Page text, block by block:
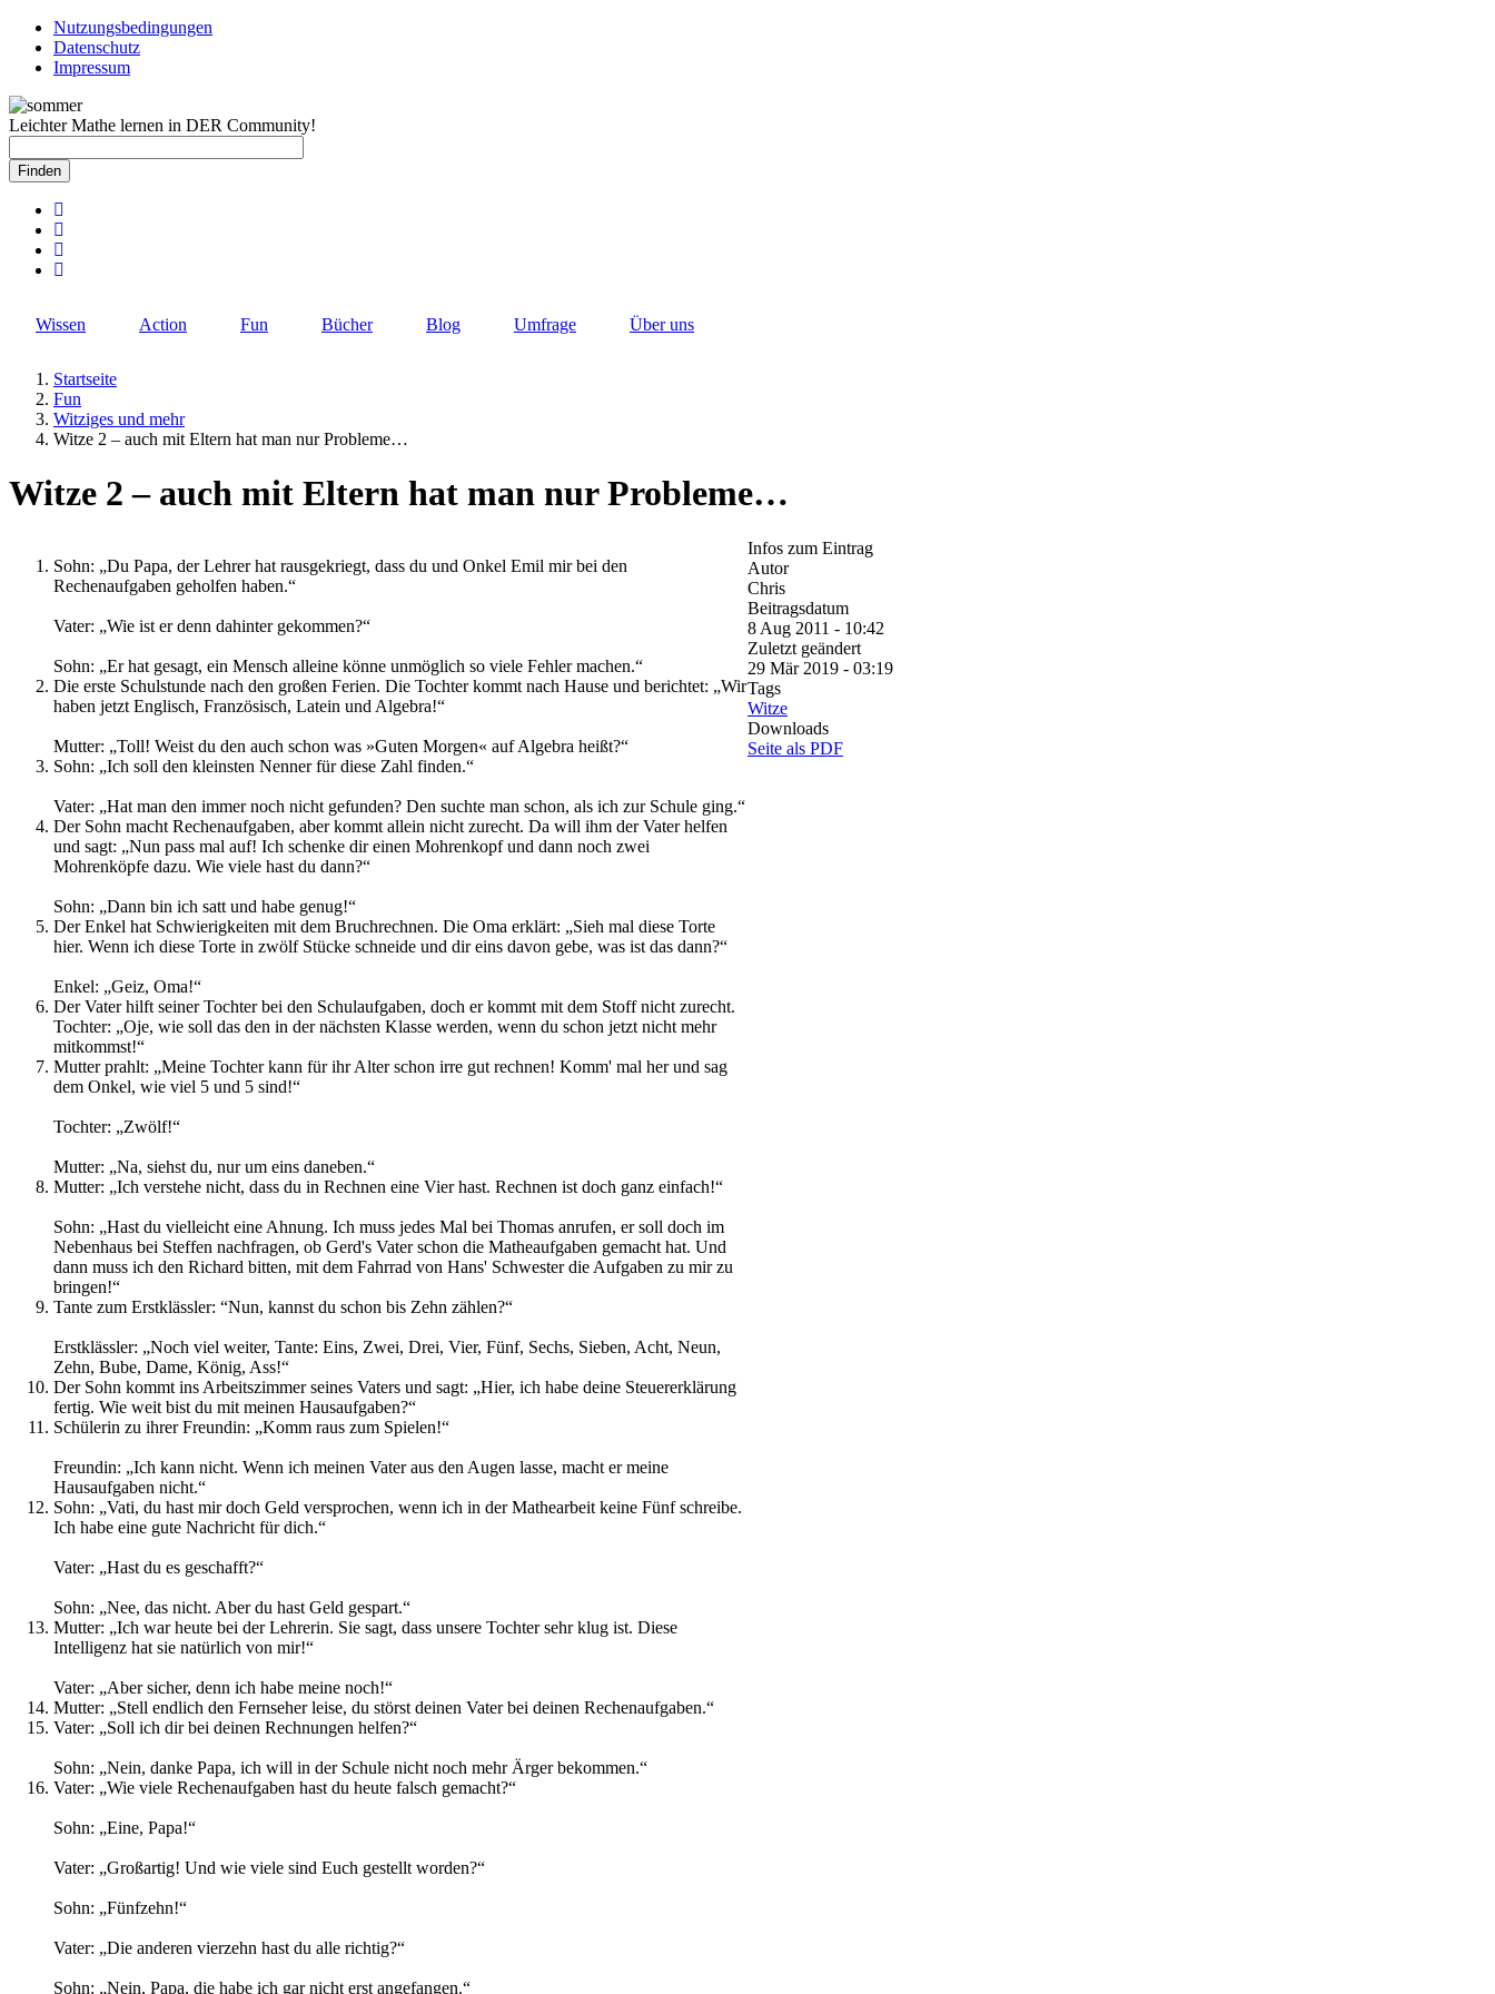
Direkt
zum
Inhalt
Rechtlicher
Schnellzugriff
Nutzungsbedingungen
Datenschutz
Impressum
Leichter Mathe lernen in DER Community!
Wissen Action Fun Bücher Blog Umfrage Über uns
Pfadnavigation
Startseite
Fun
Witziges und mehr
Witze 2 – auch mit Eltern hat man nur Probleme…
Witze 2 – auch mit Eltern hat man nur Probleme…
Sohn: „Du Papa, der Lehrer hat rausgekriegt, dass du und Onkel Emil mir bei den
Rechenaufgaben geholfen haben.“
Vater: „Wie ist er denn dahinter gekommen?“
Sohn: „Er hat gesagt, ein Mensch alleine könne unmöglich so viele Fehler machen.“
Die erste Schulstunde nach den großen Ferien. Die Tochter kommt nach Hause und berichtet: „Wir
haben jetzt Englisch, Französisch, Latein und Algebra!“
Mutter: „Toll! Weist du den auch schon was »Guten Morgen« auf Algebra heißt?“
Sohn: „Ich soll den kleinsten Nenner für diese Zahl finden.“
Vater: „Hat man den immer noch nicht gefunden? Den suchte man schon, als ich zur Schule ging.“
Der Sohn macht Rechenaufgaben, aber kommt allein nicht zurecht. Da will ihm der Vater helfen
und sagt: „Nun pass mal auf! Ich schenke dir einen Mohrenkopf und dann noch zwei
Mohrenköpfe dazu. Wie viele hast du dann?“
Sohn: „Dann bin ich satt und habe genug!“
Der Enkel hat Schwierigkeiten mit dem Bruchrechnen. Die Oma erklärt: „Sieh mal diese Torte
hier. Wenn ich diese Torte in zwölf Stücke schneide und dir eins davon gebe, was ist das dann?“
Enkel: „Geiz, Oma!“
Der Vater hilft seiner Tochter bei den Schulaufgaben, doch er kommt mit dem Stoff nicht zurecht.
Tochter: „Oje, wie soll das den in der nächsten Klasse werden, wenn du schon jetzt nicht mehr
mitkommst!“
Mutter prahlt: „Meine Tochter kann für ihr Alter schon irre gut rechnen! Komm' mal her und sag
dem Onkel, wie viel 5 und 5 sind!“
Tochter: „Zwölf!“
Mutter: „Na, siehst du, nur um eins daneben.“
Mutter: „Ich verstehe nicht, dass du in Rechnen eine Vier hast. Rechnen ist doch ganz einfach!“
Sohn: „Hast du vielleicht eine Ahnung. Ich muss jedes Mal bei Thomas anrufen, er soll doch im
Nebenhaus bei Steffen nachfragen, ob Gerd's Vater schon die Matheaufgaben gemacht hat. Und
dann muss ich den Richard bitten, mit dem Fahrrad von Hans' Schwester die Aufgaben zu mir zu
bringen!“
Tante zum Erstklässler: “Nun, kannst du schon bis Zehn zählen?“
Erstklässler: „Noch viel weiter, Tante: Eins, Zwei, Drei, Vier, Fünf, Sechs, Sieben, Acht, Neun,
Zehn, Bube, Dame, König, Ass!“
Der Sohn kommt ins Arbeitszimmer seines Vaters und sagt: „Hier, ich habe deine Steuererklärung
fertig. Wie weit bist du mit meinen Hausaufgaben?“
Schülerin zu ihrer Freundin: „Komm raus zum Spielen!“
Freundin: „Ich kann nicht. Wenn ich meinen Vater aus den Augen lasse, macht er meine
Hausaufgaben nicht.“
Sohn: „Vati, du hast mir doch Geld versprochen, wenn ich in der Mathearbeit keine Fünf schreibe.
Ich habe eine gute Nachricht für dich.“
Vater: „Hast du es geschafft?“
Sohn: „Nee, das nicht. Aber du hast Geld gespart.“
Mutter: „Ich war heute bei der Lehrerin. Sie sagt, dass unsere Tochter sehr klug ist. Diese
Intelligenz hat sie natürlich von mir!“
Vater: „Aber sicher, denn ich habe meine noch!“
Mutter: „Stell endlich den Fernseher leise, du störst deinen Vater bei deinen Rechenaufgaben.“
Vater: „Soll ich dir bei deinen Rechnungen helfen?“
Sohn: „Nein, danke Papa, ich will in der Schule nicht noch mehr Ärger bekommen.“
Vater: „Wie viele Rechenaufgaben hast du heute falsch gemacht?“
Sohn: „Eine, Papa!“
Vater: „Großartig! Und wie viele sind Euch gestellt worden?“
Sohn: „Fünfzehn!“
Vater: „Die anderen vierzehn hast du alle richtig?“
Sohn: „Nein, Papa, die habe ich gar nicht erst angefangen.“
Infos zum Eintrag
Autor
Chris
Beitragsdatum
8 Aug 2011 - 10:42
Zuletzt geändert
29 Mär 2019 - 03:19
Tags
Witze
Downloads
Seite als PDF